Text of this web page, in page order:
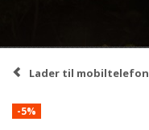
Lader til mobiltelefon
-5%